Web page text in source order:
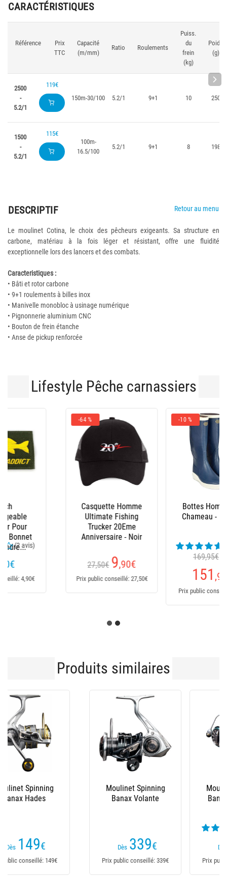
CARACTÉRISTIQUES
Référence
Prix
TTC
Capacité
(m/mm)
Ratio Roulements
Puiss.
du
frein
(kg)
Poids
(g)
2500
-
5.2/1
119€
150m-30/100
5.2/1 9+1 10 250
1500
-
5.2/1
115€
100m-
16.5/100
5.2/1 9+1 8 198
DESCRIPTIF Retour au menu
Le moulinet Cotina, le choix des pêcheurs exigeants. Sa structure en
carbone, matériau à la fois léger et résistant, offre une fluidité
exceptionnelle lors des lancers et des combats.
Caracteristiques :
• Bâti et rotor carbone
• 9+1 roulements à billes inox
• Manivelle monobloc à usinage numérique
• Pignonnerie aluminium CNC
• Bouton de frein étanche
• Anse de pickup renforcée
Lifestyle Pêche carnassiers
Bottes Homme Le
Chameau - Marine
€
Prix public conseillé: 170€
Salopette Xm Ocean
Prix public conseillé: 235€
Produits similaires
Moulinet Spinning
Banax Hades Pro
Dès
Prix public conseillé: 239€
Moulinet Spinning
Banax Ionix
Dès
Prix public conseillé: 319€